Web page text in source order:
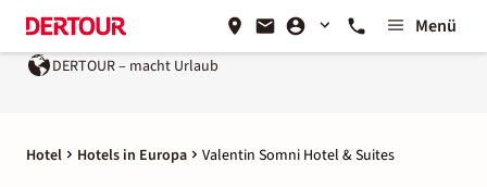
Menü
DERTOUR – macht Urlaub
Hotel Hotels in Europa Valentin Somni Hotel & Suites